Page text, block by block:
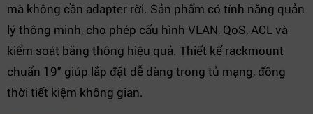
mà không cần adapter rời. Sản phẩm có tính năng quản
lý thông minh, cho phép cấu hình VLAN, QoS, ACL và
kiểm soát băng thông hiệu quả. Thiết kế rackmount
chuẩn 19" giúp lắp đặt dễ dàng trong tủ mạng, đồng
thời tiết kiệm không gian.